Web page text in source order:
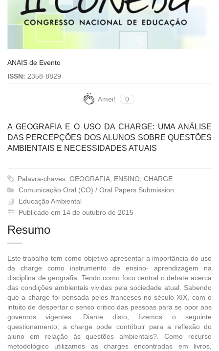
ANAIS de Evento
ISSN: 2358-8829
Amei! 0
A GEOGRAFIA E O USO DA CHARGE: UMA ANÁLISE
DAS PERCEPÇÕES DOS ALUNOS SOBRE QUESTÕES
AMBIENTAIS E NECESSIDADES ATUAIS
Palavra-chaves: GEOGRAFIA, ENSINO, CHARGE
Comunicação Oral (CO) / Oral Papers Submission
Educação Ambiental
Publicado em 14 de outubro de 2015
Resumo
Este trabalho tem como objetivo apresentar a importância do uso
da charge como instrumento de ensino- aprendizagem na
disciplina de geografia. Tendo como foco central o debate acerca
das condições ambientais vividas pela sociedade atual. Sabendo
que a charge foi pensada pelos franceses no século XIX, com o
intuito de despertar o senso critico das pessoas para se opor aos
governos vigentes. Diante disto, fizemos o seguinte
questionamento, a charge pode contribuir para a reflexão do
aluno em relação às questões ambientais?. Como recurso
metodológico utilizamos as charges encontradas em livros,